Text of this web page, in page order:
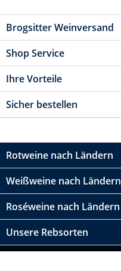
Brogsitter Weinversand
Shop Service
Ihre Vorteile
Sicher bestellen
Rotweine nach Ländern
Weißweine nach Ländern
Roséweine nach Ländern
Unsere Rebsorten